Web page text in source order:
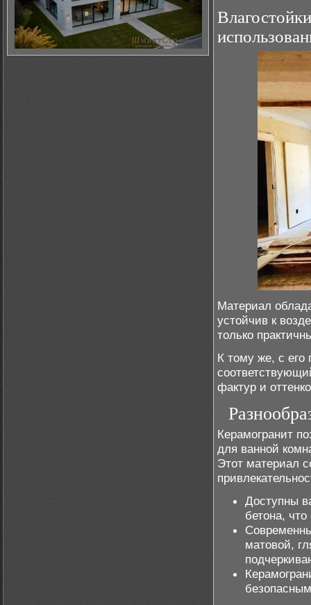
Материал
устойчив к
только
К тому же, с
фактур и
Керамогранит
для ванной
Этот материал
Доступны
бетона,
матовой,